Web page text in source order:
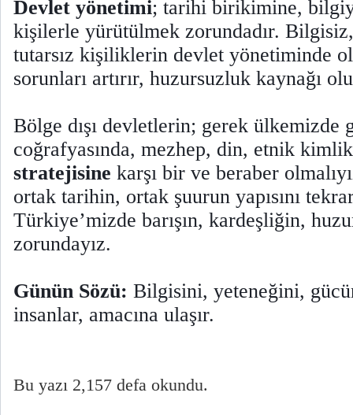
Devlet yönetimi; tarihi birikimine,
kişilerle yürütülmek zorundadır.
tutarsız kişiliklerin devlet yönetiminde
sorunları artırır, huzursuzluk kaynağı
Bölge dışı devletlerin; gerek ülkemizde
coğrafyasında, mezhep, din, etnik
stratejisine karşı bir ve beraber
ortak tarihin, ortak şuurun yapısını
Türkiye’mizde barışın, kardeşliğin,
zorundayız.
Günün Sözü: Bilgisini, yeteneğini,
insanlar, amacına ulaşır.
Bu yazı 2,157 defa okundu.